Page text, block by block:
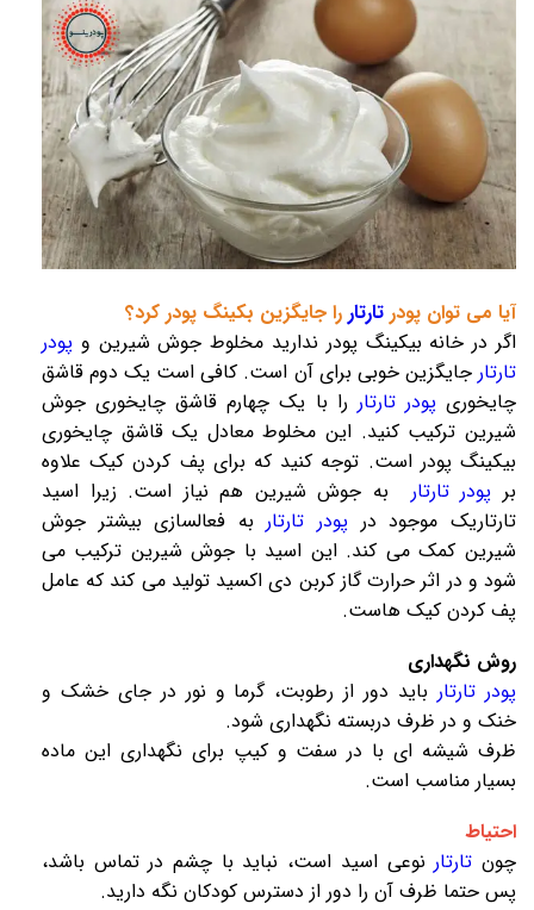
آیا می توان پودر تارتار را جایگزین بکینگ پودر کرد؟
اگر در خانه بیکینگ پودر ندارید مخلوط جوش شیرین و پودر
تارتار جایگزین خوبی برای آن است. کافی است یک دوم قاشق
چایخوری پودر تارتار را با یک چهارم قاشق چایخوری جوش
شیرین ترکیب کنید. این مخلوط معادل یک قاشق چایخوری
بیکینگ پودر است. توجه کنید که برای پف کردن کیک علاوه
بر پودر تارتار به جوش شیرین هم نیاز است. زیرا اسید
تارتاریک موجود در پودر تارتار به فعالسازی بیشتر جوش
شیرین کمک می کند. این اسید با جوش شیرین ترکیب می
شود و در اثر حرارت گاز کربن دی اکسید تولید می کند که عامل
پف کردن کیک هاست.
روش نگهداری
پودر تارتار باید دور از رطوبت، گرما و نور در جای خشک و
خنک و در ظرف دربسته نگهداری شود.
ظرف شیشه ای با در سفت و کیپ برای نگهداری این ماده
بسیار مناسب است.
احتیاط
چون تارتار نوعی اسید است، نباید با چشم در تماس باشد،
پس حتما ظرف آن را دور از دسترس کودکان نگه دارید.